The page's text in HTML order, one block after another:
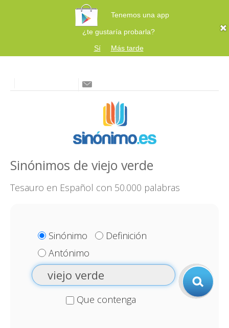
Tenemos una app
¿te gustaría probarla?
Sí
Más tarde
Sinónimos de viejo verde
Tesauro en Español con 50.000 palabras
Sinónimo
Definición
Antónimo
Que contenga